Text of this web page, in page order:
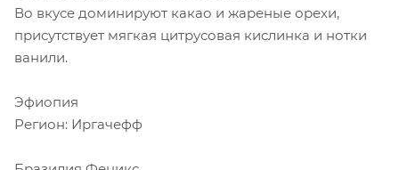
Во вкусе доминируют какао и жареные орехи,
присутствует мягкая цитрусовая кислинка и нотки
ванили.
Эфиопия
Регион: Иргачефф